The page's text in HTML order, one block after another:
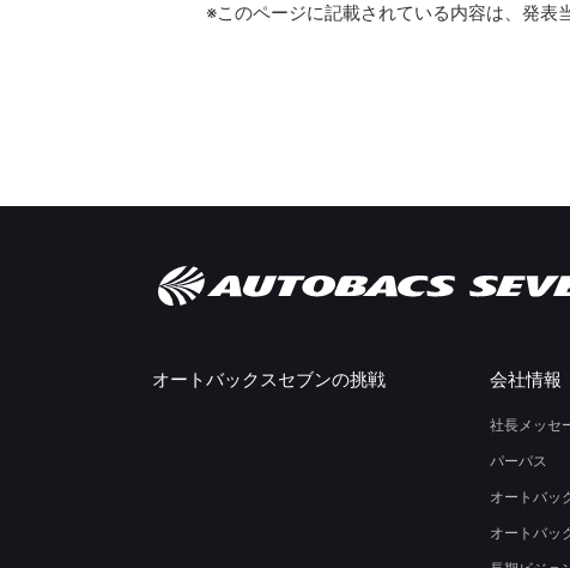
※このページに記載されている内容は、発表
オートバックスセブンの挑戦 会社情報
社長メッセ
パーパス
オートバッ
オートバッ